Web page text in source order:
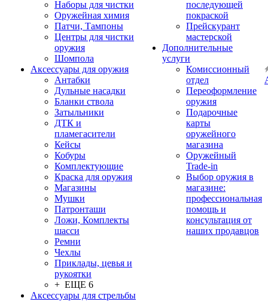
Наборы для чистки
Оружейная химия
Патчи, Тампоны
Центры для чистки
оружия
Шомпола
Аксессуары для оружия
Антабки
Дульные насадки
Бланки ствола
Затыльники
ДТК и
пламегасители
Кейсы
Кобуры
Комплектующие
Краска для оружия
Магазины
Мушки
Патронташи
Ложи, Комплекты
шасси
Ремни
Чехлы
Приклады, цевья и
рукоятки
+ ЕЩЕ 6
Аксессуары для стрельбы
последующей
покраской
Прейскурант
мастерской
Дополнительные
услуги
Комиссионный
отдел
Переоформление
оружия
Подарочные
карты
оружейного
магазина
Оружейный
Trade-in
Выбор оружия в
магазине:
профессиональная
помощь и
консультация от
наших продавцов